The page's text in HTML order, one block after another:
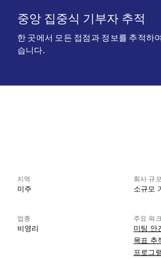
중앙 집중식 기부자 추적
한 곳에서 모든 접점과 정보를 추적하
습니다.
지역
미주
회사 규모
소규모
업종
비영리
주요 워
미팅 안
목표 추
프로그